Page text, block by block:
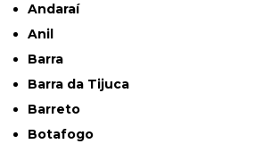
Andaraí
Anil
Barra
Barra da Tijuca
Barreto
Botafogo